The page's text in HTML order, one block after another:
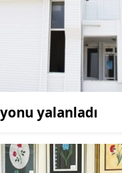
yalanladı